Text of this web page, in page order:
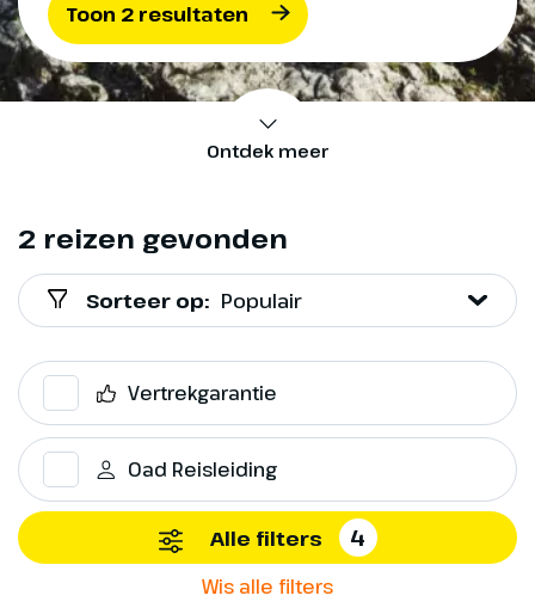
Ontdek meer
Toon 2 resultaten
2 reizen gevonden
Sorteer op: Populair
Vertrekgarantie
Oad Reisleiding
Alle filters 4
Wis alle filters